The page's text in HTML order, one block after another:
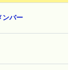
ンバー